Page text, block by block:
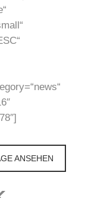
ANSEHEN